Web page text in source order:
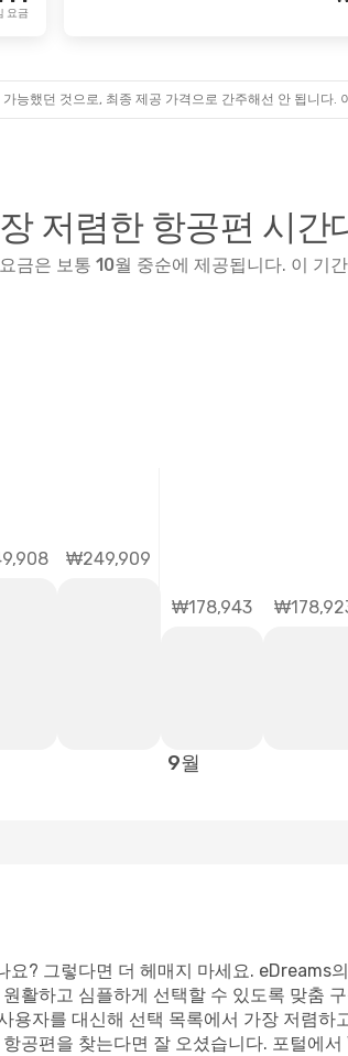
요금
능했던 것으로, 최종 제공 가격으로 간주해선 안 됩니다.
저렴한 항공편 시간
금은 보통 10월 중순에 제공됩니다. 이 기
₩249,909
₩178,943
9월
? 그렇다면 더 헤매지 마세요. eDreams
활하고 심플하게 선택할 수 있도록 맞춤
용자를 대신해 선택 목록에서 가장 저렴
공편을 찾는다면 잘 오셨습니다. 포털에